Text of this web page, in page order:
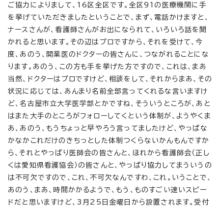
ご協力によりまして、16区全区です。全区91の医療機関に手
を挙げていただきましたということで、まず、電話かけますと、
ナースさんが、看護師さんがお出になられて、いろいろ話を聞
かれると思います。その辺はプロですから、それを受けて、今
度、あのう、開業医のドクターの皆さんに、つながれることにな
ります。あのう、この方も手を挙げた方ですので、これは、まあ
当然、ドクターはプロですけど、相談をして、それからまあ、その
状況に応じては、あんまり名前全部言ってくれるな言いますけ
ど、名古屋市立大学医学部とかですね、そういうところが、あと
はまた大手のところがフォローしてくという体制が、ようやくま
あ、あのう、もうちょっと早やろう言ってましたけど、やっぱな
かなかこれだけのきちっとした体制つくらないかんもんですか
ら、それとやっぱり医師会の皆さんと、ほれから看護師会（正し
くは愛知県看護協会）の皆さんと、やっぱり協力してまういうの
は不可欠ですので、これ、不可欠なんですわ、これ。いうことで、
あのう、まあ、時間かかるようで、もう、ものすごい速いスピー
ドだと思いますけど、3月25日金曜日から設置されます。受付